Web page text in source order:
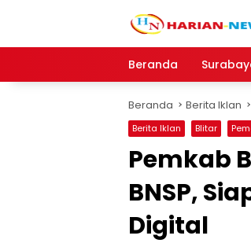
Beranda
Beranda Berita Iklan
Berita Iklan Blitar
Pemkab
BNSP,
Digital